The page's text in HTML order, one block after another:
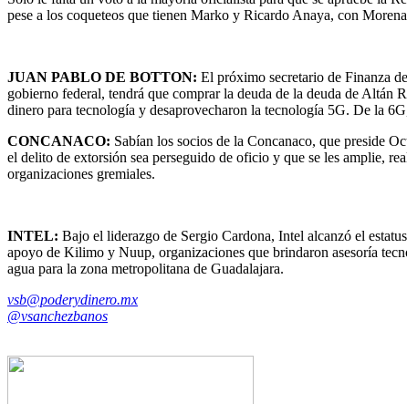
pese a los coqueteos que tienen Marko y Ricardo Anaya, con
JUAN PABLO DE BOTTON: El próximo secretario de Finanza
gobierno federal, tendrá que comprar la deuda de la deuda de Altán
dinero para tecnología y desaprovecharon la tecnología 5G. De la
CONCANACO: Sabían los socios de la Concanaco, que preside
el delito de extorsión sea perseguido de oficio y que se les amplie,
organizaciones gremiales.
INTEL: Bajo el liderazgo de Sergio Cardona, Intel alcanzó el
apoyo de Kilimo y Nuup, organizaciones que brindaron asesoría
agua para la zona metropolitana de Guadalajara.
vsb@poderydinero.mx
@vsanchezbanos